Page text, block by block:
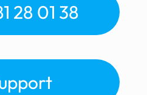
28 01 38